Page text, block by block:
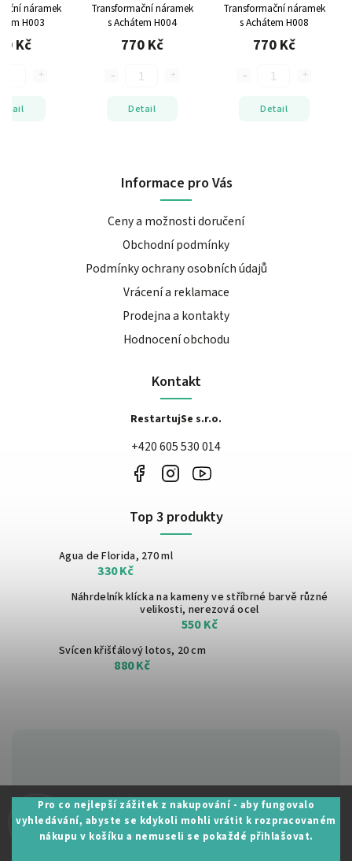
Pro co nejlepší zážitek z nakupování - aby fungovalo
vyhledávání, abyste se kdykoli mohli vrátit k rozpracovaném
nákupu v košíku a nemuseli se pokaždé přihlašovat.
náramek
H003
Kč
Transformační náramek
s Achátem H004
770 Kč
Detail
Transformační náramek
s Achátem H008
770 Kč
Detail
Zákaznická podpora:
+420 605 530 014
Informace pro Vás
Ceny a možnosti doručení
Obchodní podmínky
Podmínky ochrany osobních údajů
Vrácení a reklamace
Prodejna a kontakty
Hodnocení obchodu
Kontakt
RestartujSe s.r.o.
+420 605 530 014
Top 3 produkty
Agua de Florida, 270 ml
330 Kč
Náhrdelník klícka na kameny ve stříbrné barvě různé
velikosti, nerezová ocel
550 Kč
Svícen křišťálový lotos, 20 cm
880 Kč